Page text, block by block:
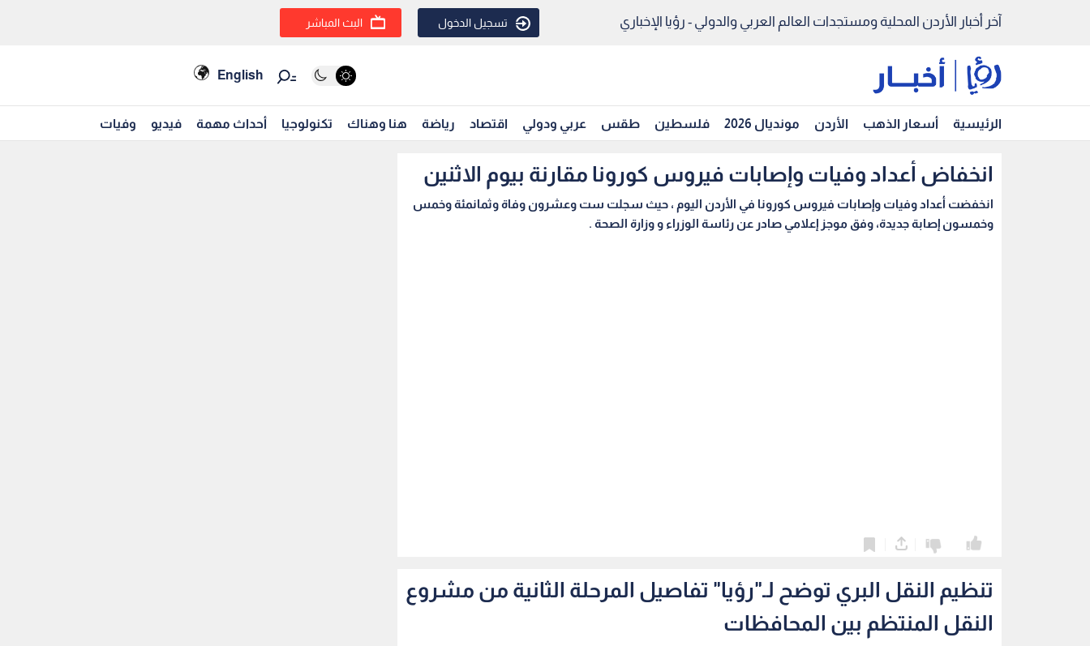
آخر أخبار الأردن المحلية ومستجدات العالم العربي والدولي - رؤيا الإخباري تسجيل الدخول البث المباشر
English
الرئيسية أسعار الذهب الأردن مونديال 2026 فلسطين طقس عربي ودولي اقتصاد رياضة هنا وهناك تكنولوجيا أحداث مهمة فيديو وفيات
انخفاض أعداد وفيات وإصابات فيروس كورونا مقارنة بيوم الاثنين
انخفضت أعداد وفيات وإصابات فيروس كورونا في الأردن اليوم ، حيث سجلت ست وعشرون وفاة وثمانمئة وخمس
وخمسون إصابة جديدة، وفق موجز إعلامي صادر عن رئاسة الوزراء و وزارة الصحة .
تنظيم النقل البري توضح لـ"رؤيا" تفاصيل المرحلة الثانية من مشروع
النقل المنتظم بين المحافظات